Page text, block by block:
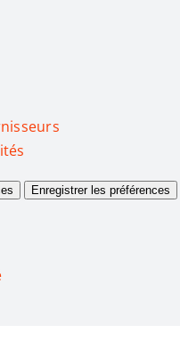
Enregistrer les préférences